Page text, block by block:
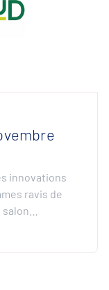
innovations
ravis de